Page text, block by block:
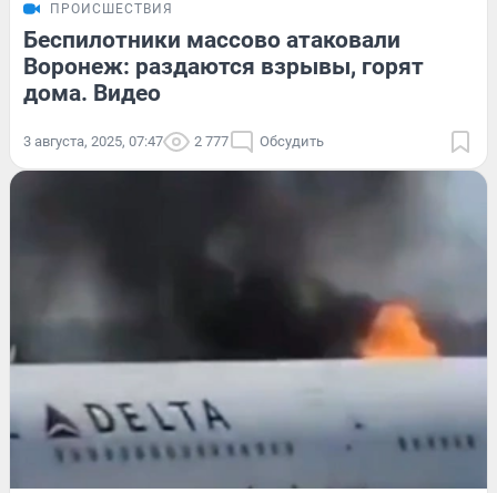
ПРОИСШЕСТВИЯ
Беспилотники массово атаковали
Воронеж: раздаются взрывы, горят
дома. Видео
3 августа, 2025, 07:47 2 777 Обсудить